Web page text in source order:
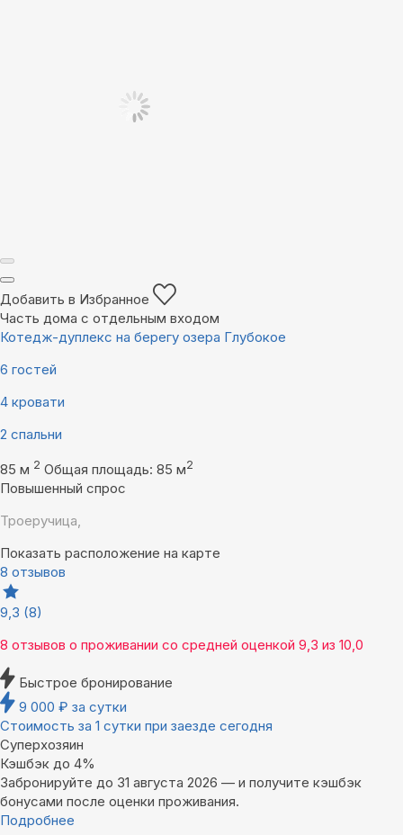
Добавить в Избранное
Часть дома с отдельным входом
Котедж-дуплекс на берегу озера Глубокое
6 гостей
4 кровати
2 спальни
85 м 2 Общая площадь: 85 м2
Повышенный спрос
Троеручица,
Показать расположение на карте
8 отзывов
9,3 (8)
8 отзывов о проживании со средней оценкой 9,3 из 10,0
Быстрое бронирование
9 000 ₽ за сутки
Стоимость за 1 сутки при заезде сегодня
Суперхозяин
Кэшбэк до 4%
Забронируйте до 31 августа 2026 — и получите кэшбэк
бонусами после оценки проживания.
Подробнее